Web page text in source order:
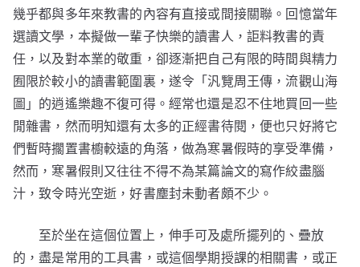
幾乎都與多年來教書的內容有直接或間接關聯。回憶當年
選讀文學，本擬做一輩子快樂的讀書人，詎料教書的責
任，以及對本業的敬重，卻逐漸把自己有限的時間與精力
囿限於較小的讀書範圍裏，遂令「汎覽周王傳，流觀山海
圖」的逍遙樂趣不復可得。經常也還是忍不住地買回一些
閒雜書，然而明知還有太多的正經書待閱，便也只好將它
們暫時擱置書櫥較遠的角落，做為寒暑假時的享受準備，
然而，寒暑假則又往往不得不為某篇論文的寫作絞盡腦
汁，致令時光空逝，好書塵封未動者頗不少。
至於坐在這個位置上，伸手可及處所擺列的、疊放
的，盡是常用的工具書，或這個學期授課的相關書，或正